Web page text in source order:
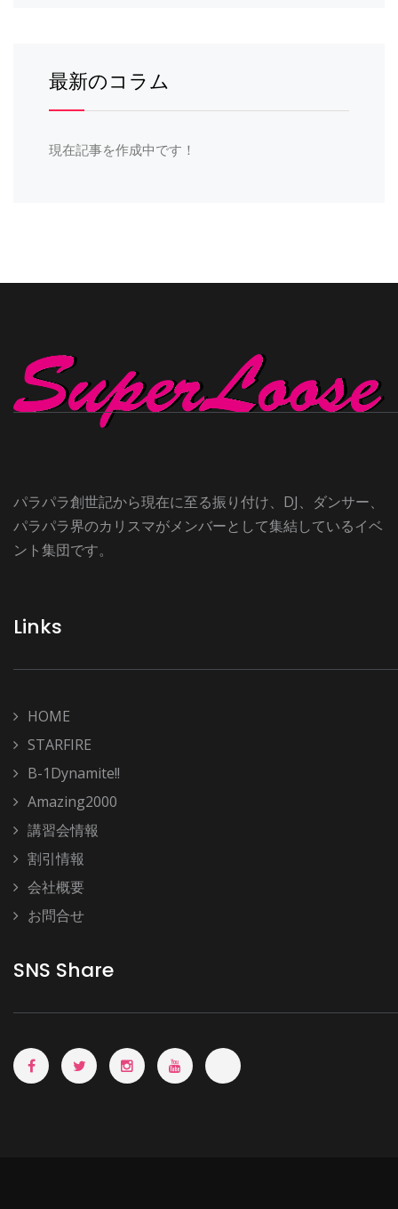
最新のコラム
現在記事を作成中です！
パラパラ創世記から現在に至る振り付け、DJ、ダンサー、
パラパラ界のカリスマがメンバーとして集結しているイベ
ント集団です。
Links
HOME
STARFIRE
B-1Dynamite!!
Amazing2000
講習会情報
割引情報
会社概要
お問合せ
SNS Share